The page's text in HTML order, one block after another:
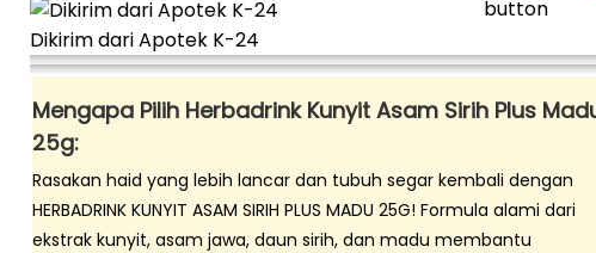
Dikirim dari Apotek K-24
Mengapa Pilih Herbadrink Kunyit Asam Sirih Plus
25g:
Rasakan haid yang lebih lancar dan tubuh segar kembali dengan
HERBADRINK KUNYIT ASAM SIRIH PLUS MADU 25G! Formula alami dari
ekstrak kunyit, asam jawa, daun sirih, dan madu membantu